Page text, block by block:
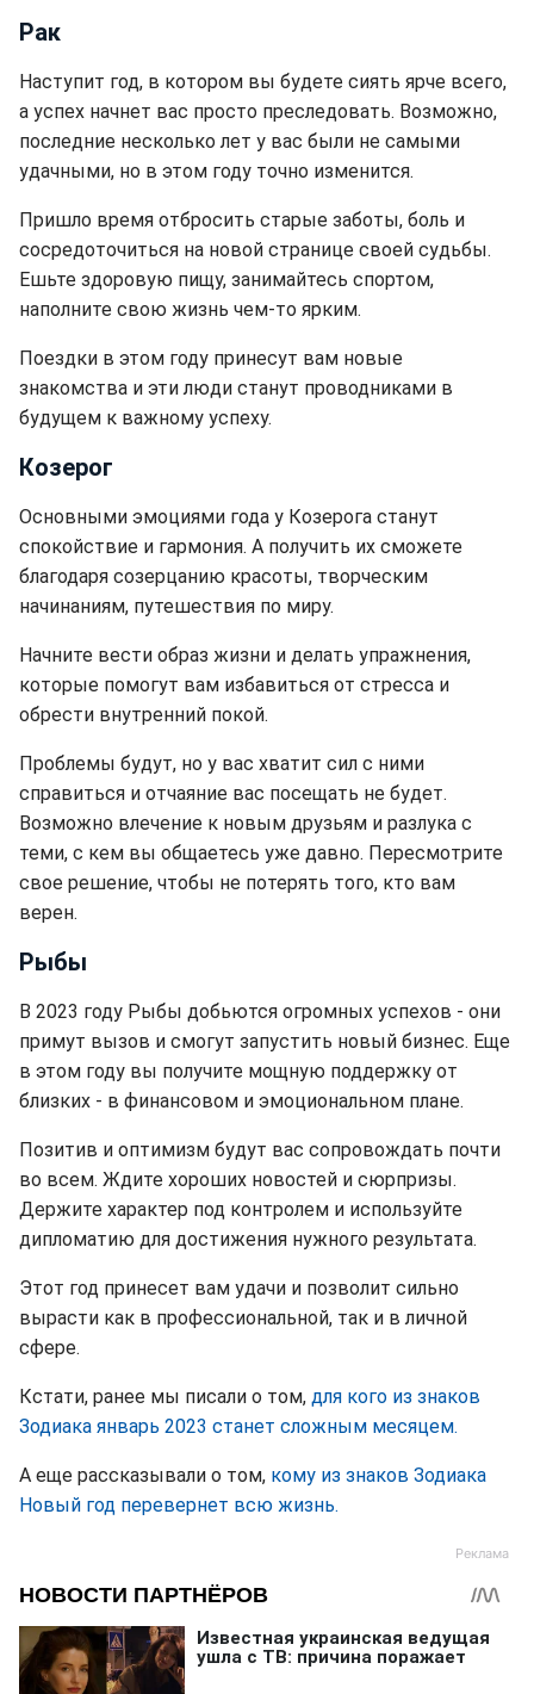
Рак
Наступит год, в котором вы будете сиять ярче всего,
а успех начнет вас просто преследовать. Возможно,
последние несколько лет у вас были не самыми
удачными, но в этом году точно изменится.
Пришло время отбросить старые заботы, боль и
сосредоточиться на новой странице своей судьбы.
Ешьте здоровую пищу, занимайтесь спортом,
наполните свою жизнь чем-то ярким.
Поездки в этом году принесут вам новые
знакомства и эти люди станут проводниками в
будущем к важному успеху.
Козерог
Основными эмоциями года у Козерога станут
спокойствие и гармония. А получить их сможете
благодаря созерцанию красоты, творческим
начинаниям, путешествия по миру.
Начните вести образ жизни и делать упражнения,
которые помогут вам избавиться от стресса и
обрести внутренний покой.
Проблемы будут, но у вас хватит сил с ними
справиться и отчаяние вас посещать не будет.
Возможно влечение к новым друзьям и разлука с
теми, с кем вы общаетесь уже давно. Пересмотрите
свое решение, чтобы не потерять того, кто вам
верен.
Рыбы
В 2023 году Рыбы добьются огромных успехов - они
примут вызов и смогут запустить новый бизнес. Еще
в этом году вы получите мощную поддержку от
близких - в финансовом и эмоциональном плане.
Позитив и оптимизм будут вас сопровождать почти
во всем. Ждите хороших новостей и сюрпризы.
Держите характер под контролем и используйте
дипломатию для достижения нужного результата.
Этот год принесет вам удачи и позволит сильно
вырасти как в профессиональной, так и в личной
сфере.
Кстати, ранее мы писали о том, для кого из знаков
Зодиака январь 2023 станет сложным месяцем.
А еще рассказывали о том, кому из знаков Зодиака
Новый год перевернет всю жизнь.